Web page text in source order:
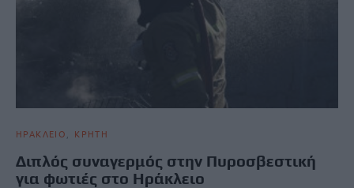
ΗΡΑΚΛΕΙΟ ΚΡΗΤΗ
Διπλός συναγερμός στην Πυροσβεστική
για φωτιές στο Ηράκλειο